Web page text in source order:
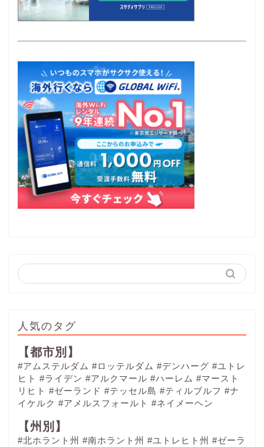
人気のタグ
【都市別】
#アムステルダム #ロッテルダム #デンハーグ #ユトレ
ヒト #ライデン #アルクマール #ハーレム #マースト
リヒト #ゼーランド #テッセル島 #ティルブルフ #ナ
イケルク #アメルスフォールト #ネイメーヘン
【州別】
#北ホラント州 #南ホラント州 #ユトレヒト州 #ゼーラ